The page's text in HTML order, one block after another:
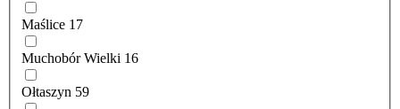
Maślice 17
Muchobór Wielki 16
Ołtaszyn 59